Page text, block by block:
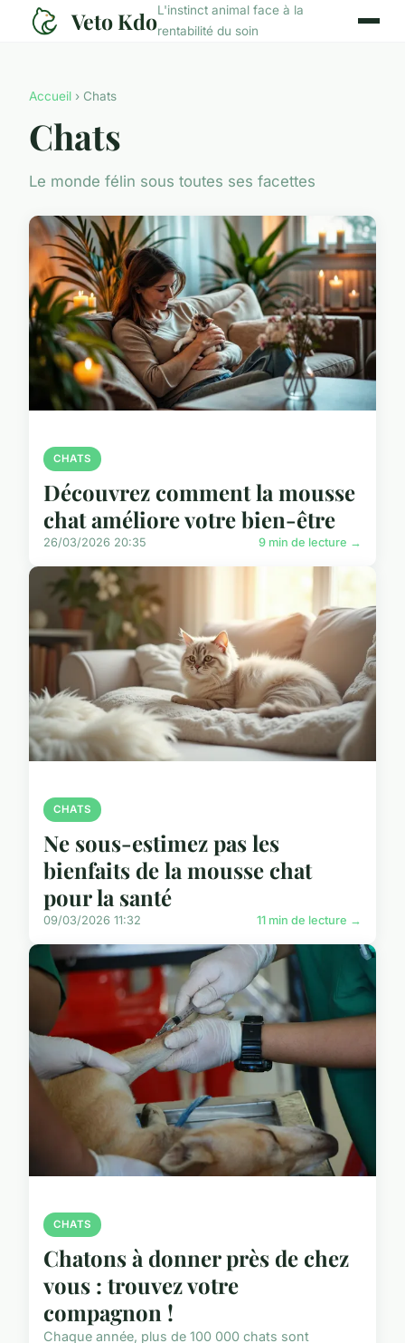
Veto KdoL'instinct animal face à la
rentabilité du soin
Accueil › Chats
Chats
Le monde félin sous toutes ses facettes
CHATS
Découvrez comment la mousse
chat améliore votre bien-être
26/03/2026 20:35 9 min de lecture →
CHATS
Ne sous-estimez pas les
bienfaits de la mousse chat
pour la santé
09/03/2026 11:32 11 min de lecture →
CHATS
Chatons à donner près de chez
vous : trouvez votre
compagnon !
Chaque année, plus de 100 000 chats sont